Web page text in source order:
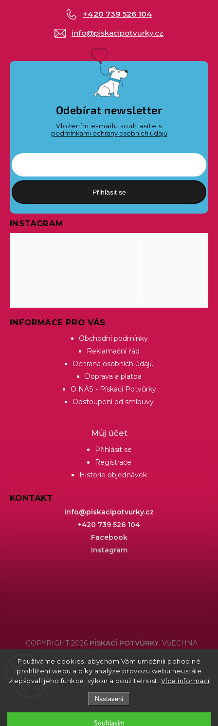
Používáme cookies, abychom Vám umožnili pohodlné
prohlížení webu a díky analýze provozu webu neustále
zlepšovali jeho funkce, výkon a použitelnost. Více informací
Nastavení
Souhlasím
info@piskacipotvurky.cz
+420 739 526 104
Odebírat newsletter
Vložením e-mailu souhlasíte s
podmínkami ochrany osobních údajů
Přihlásit se
INSTAGRAM
INFORMACE PRO VÁS
Obchodní podmínky
Reklamační řád
Ochrana osobních údajů
Doprava a platba
O NÁS - Pískací Potvůrky
Odstoupení od smlouvy
Můj účet
Přihlásit se
Registrace
Historie objednávek
KONTAKT
info@piskacipotvurky.cz
+420 739 526 104
Facebook
Instagram
COPYRIGHT 2026 PÍSKACÍ POTVŮRKY. VŠECHNA
Grafický návrh vytvořil a nakódoval Shoptak.cz